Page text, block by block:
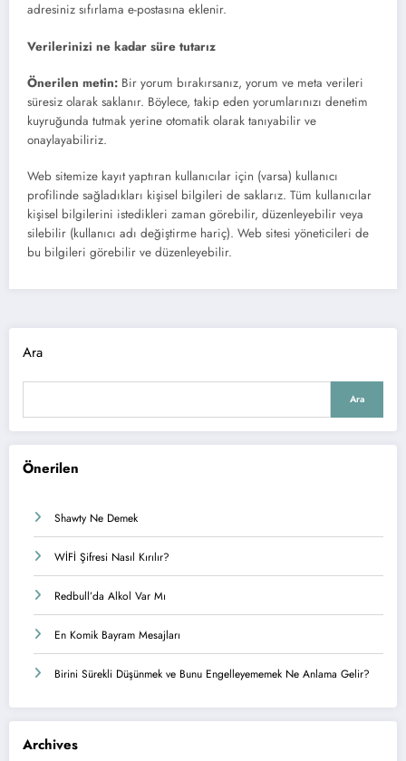
adresiniz sıfırlama e-postasına eklenir.
Verilerinizi ne kadar süre tutarız
Önerilen metin: Bir yorum bırakırsanız, yorum ve meta verileri
süresiz olarak saklanır. Böylece, takip eden yorumlarınızı denetim
kuyruğunda tutmak yerine otomatik olarak tanıyabilir ve
onaylayabiliriz.
Web sitemize kayıt yaptıran kullanıcılar için (varsa) kullanıcı
profilinde sağladıkları kişisel bilgileri de saklarız. Tüm kullanıcılar
kişisel bilgilerini istedikleri zaman görebilir, düzenleyebilir veya
silebilir (kullanıcı adı değiştirme hariç). Web sitesi yöneticileri de
bu bilgileri görebilir ve düzenleyebilir.
Ara
Ara
Önerilen
Shawty Ne Demek
WİFİ Şifresi Nasıl Kırılır?
Redbull’da Alkol Var Mı
En Komik Bayram Mesajları
Birini Sürekli Düşünmek ve Bunu Engelleyememek Ne Anlama Gelir?
Archives